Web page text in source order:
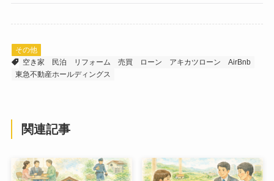
その他
空き家
民泊 リフォーム 売買 ローン アキカツローン
AirBnb
東急不動産ホールディングス
関連記事